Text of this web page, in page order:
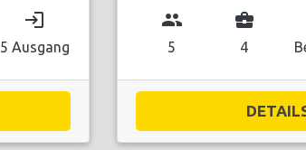
login
5 Ausgang
group
5
business_center
4